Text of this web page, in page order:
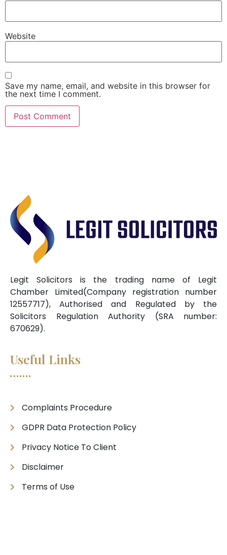
Website
Save my name, email, and website in this browser for
the next time I comment.
Legit Solicitors is the trading name of Legit
Chamber Limited(Company registration number
12557717), Authorised and Regulated by the
Solicitors Regulation Authority (SRA number:
670629).
Useful Links
Complaints Procedure
GDPR Data Protection Policy
Privacy Notice To Client
Disclaimer
Terms of Use